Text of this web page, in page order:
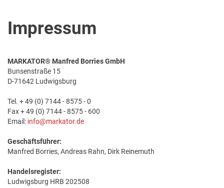
Impressum
MARKATOR® Manfred Borries GmbH
Bunsenstraße 15
D-71642 Ludwigsburg
Tel. + 49 (0) 7144 - 8575 - 0
Fax + 49 (0) 7144 - 8575 - 600
Email: info@markator.de
Geschäftsführer:
Manfred Borries, Andreas Rahn, Dirk Reinemuth
Handelsregister:
Ludwigsburg HRB 202508